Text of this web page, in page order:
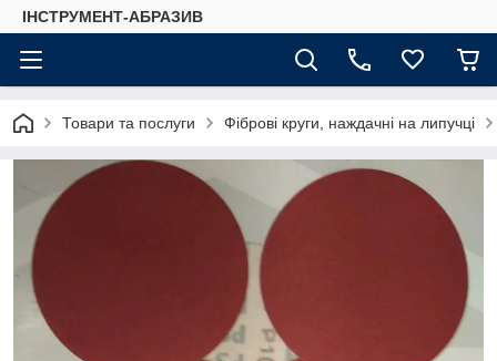
ІНСТРУМЕНТ-АБРАЗИВ
Товари та послуги Фіброві круги, наждачні на липучці